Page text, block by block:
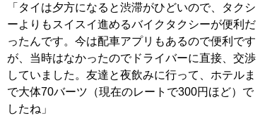
「タイは夕方になると渋滞がひどいので、タクシ
ーよりもスイスイ進めるバイクタクシーが便利だ
ったんです。今は配車アプリもあるので便利です
が、当時はなかったのでドライバーに直接、交渉
していました。友達と夜飲みに行って、ホテルま
で大体70バーツ（現在のレートで300円ほど）で
したね」